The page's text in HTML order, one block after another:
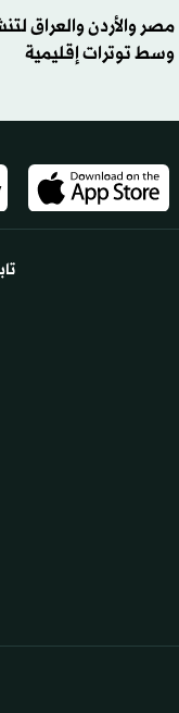
مصر والأردن والعراق
وسط توترات إقليمية